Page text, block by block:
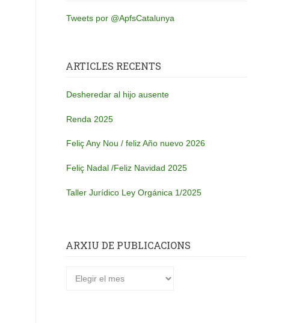
Tweets por @ApfsCatalunya
ARTICLES RECENTS
Desheredar al hijo ausente
Renda 2025
Feliç Any Nou / feliz Año nuevo 2026
Feliç Nadal /Feliz Navidad 2025
Taller Jurídico Ley Orgánica 1/2025
ARXIU DE PUBLICACIONS